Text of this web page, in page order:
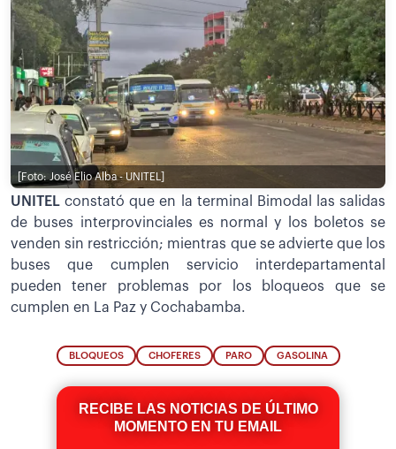
[Foto: José Elio Alba - UNITEL]
UNITELconstató que en la terminal Bimodal las salidas
de buses interprovinciales es normal y los boletos se
venden sin restricción; mientras que se advierte que los
buses que cumplen servicio interdepartamental
pueden tener problemas por los bloqueos que se
cumplen en La Paz y Cochabamba.
BLOQUEOS CHOFERES PARO GASOLINA
RECIBE LAS NOTICIAS DE ÚLTIMO
MOMENTO EN TU EMAIL